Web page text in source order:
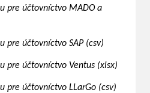
pre účtovníctvo MADO a
pre účtovníctvo SAP (csv)
pre účtovníctvo Ventus (xlsx)
pre účtovníctvo LLarGo (csv)